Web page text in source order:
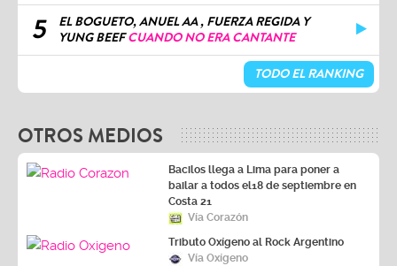
5
EL BOGUETO, ANUEL AA , FUERZA REGIDA Y
YUNG BEEFCUANDO NO ERA CANTANTE
TODO EL RANKING
OTROS MEDIOS
Bacilos llega a Lima para poner a
bailar a todos el18 de septiembre en
Costa 21
Vía Corazón
Tributo Oxígeno al Rock Argentino
Vía Oxígeno